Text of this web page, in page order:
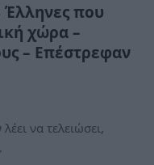
Έλληνες που
χώρα –
– Επέστρεφαν
να τελειώσει,